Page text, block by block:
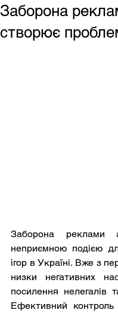
Заборона
створює
Заборона реклами
неприємною подією
ігор в Україні. Вже з
низки негативних
посилення нелегалів
Ефективний